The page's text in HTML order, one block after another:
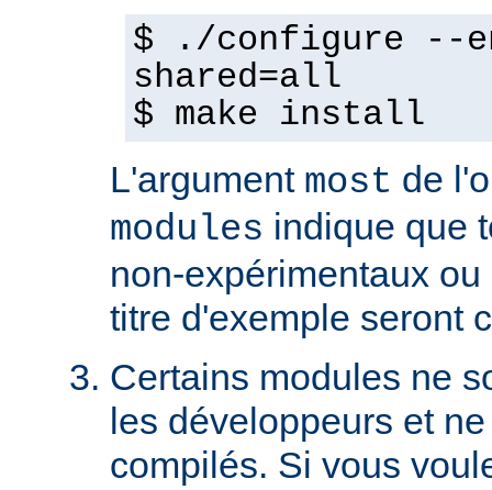
$ ./configure --
shared=all
$ make install
L'argument most de
modules indique que
non-expérimentaux
titre d'exemple seront
Certains modules ne
les développeurs et
compilés. Si vous